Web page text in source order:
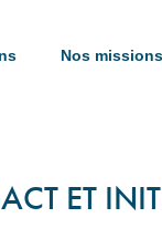
Nos
ET